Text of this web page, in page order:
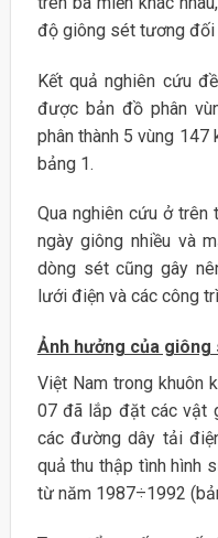
độ giông sét tương đối
Kết quả nghiên cứu
được bản đồ phân
phân thành 5 vùng 147
bảng 1.
Qua nghiên cứu ở
ngày giông nhiều và
dòng sét cũng gây
lưới điện và các công
Ảnh hưởng của giông
Việt Nam trong khuôn
07 đã lắp đặt các vật
các đường dây tải
quả thu thập tình hình
từ năm 1987÷1992